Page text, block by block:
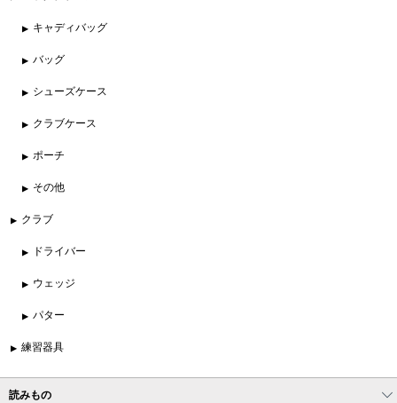
キャディバッグ
バッグ
シューズケース
クラブケース
ポーチ
その他
クラブ
ドライバー
ウェッジ
パター
練習器具
読みもの